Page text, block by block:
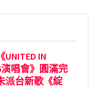
IN
演唱會》圓滿完
派台新歌《綻